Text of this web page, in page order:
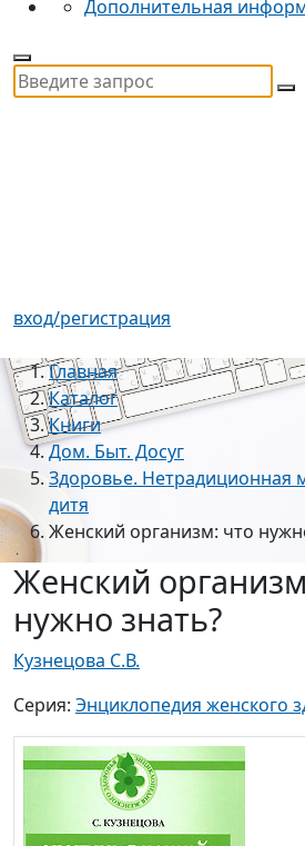
Дополнительная
вход/регистрация
Главная
Каталог
Книги
Дом. Быт. Досуг
Здоровье. Нетрадиционная
дитя
Женский организм: что
Женский
нужно знать?
Кузнецова С.В.
Серия: Энциклопедия женского